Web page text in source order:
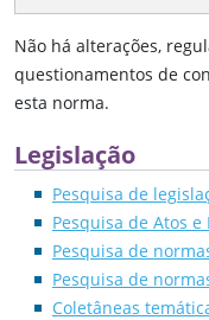
Não há alterações,
questionamentos de
esta norma.
Legislação
Pesquisa de
Pesquisa de Atos e
Pesquisa de
Pesquisa de
Coletâneas